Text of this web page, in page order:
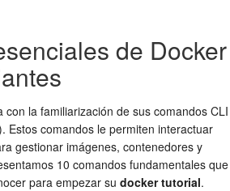
de Docker
con la familiarización de sus comandos CLI
Estos comandos le permiten interactuar
gestionar imágenes, contenedores y
10 comandos fundamentales que
para empezar su docker tutorial.